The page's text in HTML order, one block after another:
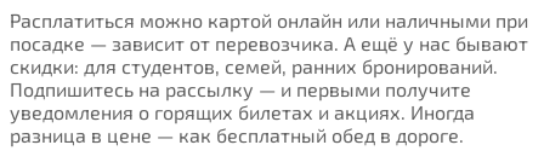
Расплатиться можно картой онлайн или наличными при
посадке — зависит от перевозчика. А ещё у нас бывают
скидки: для студентов, семей, ранних бронирований.
Подпишитесь на рассылку — и первыми получите
уведомления о горящих билетах и акциях. Иногда
разница в цене — как бесплатный обед в дороге.